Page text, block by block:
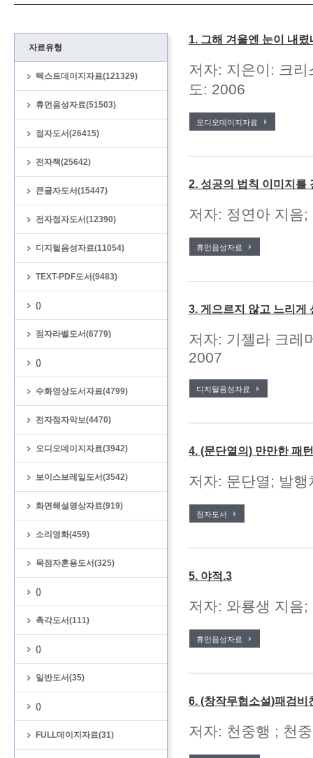
자료유형
텍스트데이지자료(121329)
휴먼음성자료(51503)
점자도서(26415)
전자책(25642)
큰글자도서(15447)
전자점자도서(12390)
디지털음성자료(11054)
TEXT-PDF도서(9483)
()
점자라벨도서(6779)
()
수화영상도서자료(4799)
전자점자악보(4470)
오디오데이지자료(3942)
보이스브레일도서(3542)
화면해설영상자료(919)
소리영화(459)
묵점자혼용도서(325)
()
촉각도서(111)
()
일반도서(35)
()
FULL데이지자료(31)
1. 그해 겨울엔 눈이 내렸
저자: 지은이: 크
도: 2006
오디오데이지자료
2. 성공의 법칙 이미지를
저자: 정연아 지음
휴먼음성자료
3. 게으르지 않고 느리게
저자: 기젤라 크레
2007
디지털음성자료
4. (문단열의) 만만한 패
저자: 문단열; 발
점자도서
5. 야적.3
저자: 와룡생 지음
휴먼음성자료
6. (창작무협소설)패검비
저자: 천중행 ; 천